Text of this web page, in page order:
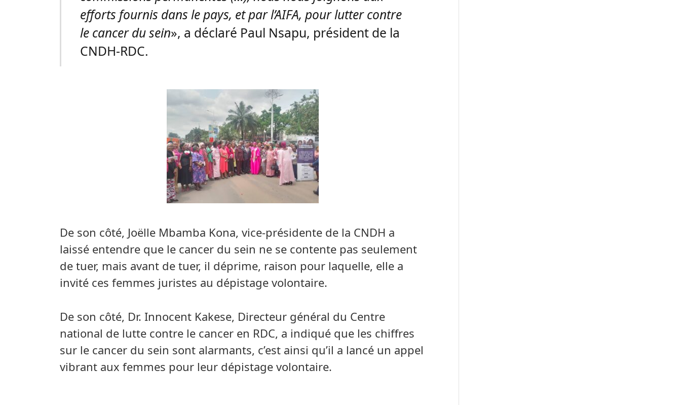
efforts fournis dans le pays, et par l’AIFA, pour lutter contre
le cancer du sein», a déclaré Paul Nsapu, président de la
CNDH-RDC.
De son côté, Joëlle Mbamba Kona, vice-présidente de la CNDH a
laissé entendre que le cancer du sein ne se contente pas seulement
de tuer, mais avant de tuer, il déprime, raison pour laquelle, elle a
invité ces femmes juristes au dépistage volontaire.
De son côté, Dr. Innocent Kakese, Directeur général du Centre
national de lutte contre le cancer en RDC, a indiqué que les chiffres
sur le cancer du sein sont alarmants, c’est ainsi qu’il a lancé un appel
vibrant aux femmes pour leur dépistage volontaire.